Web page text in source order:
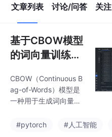
文章列表 讨论/问答 关注
基于CBOW模型
的词向量训练实
Torch实现
CBOW（Continuous B
ag-of-Words）模型是
一种用于生成词向量的
上下文预测目标词。其
#pytorch #人工智能